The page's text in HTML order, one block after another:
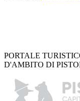
PORTALE
D'AMBITO DI